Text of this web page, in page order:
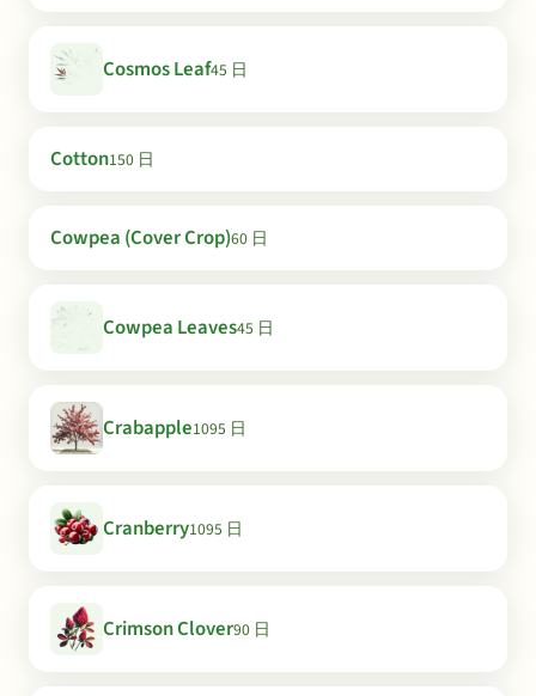
Cosmos Leaf45 日
Cotton150 日
Cowpea (Cover Crop)60 日
Cowpea Leaves45 日
Crabapple1095 日
Cranberry1095 日
Crimson Clover90 日